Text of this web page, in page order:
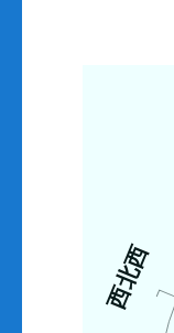
西北西